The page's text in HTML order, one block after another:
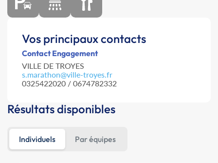
Vos principaux contacts
Contact Engagement
VILLE DE TROYES
s.marathon@ville-troyes.fr
0325422020 / 0674782332
Résultats disponibles
Individuels Par équipes